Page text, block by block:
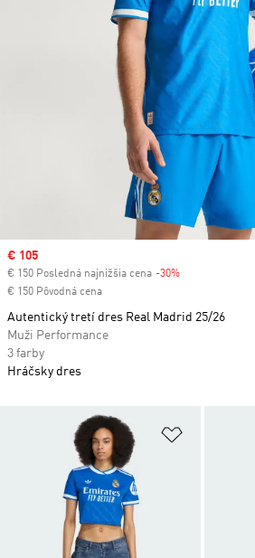
Pridať do
Sale price
€ 105
€ 150 Posledná najnižšia cena -30%
€ 150 Pôvodná cena
Autentický tretí dres Real Madrid 25/26
Muži Performance
3 farby
Hráčsky dres